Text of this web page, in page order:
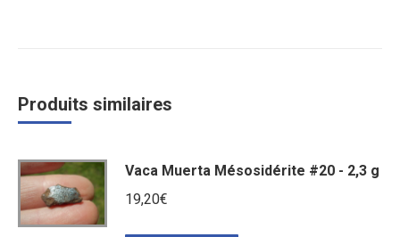
Produits similaires
Vaca Muerta Mésosidérite #20 - 2,3 g
19,20€